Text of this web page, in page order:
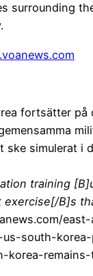
surrounding
fortsätter på
ske simulerat i
training
exercise[/B]s
south-
korea-